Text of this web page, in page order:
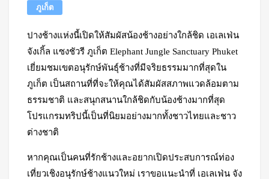
ภูเก็ต
ปางช้างแห่งนี้เปิดให้สัมผัสน้องช้างอย่างใกล้ชิด เอเลเฟ่น
จังเกิ้ล แซงชัวรี ภูเก็ต Elephant Jungle Sanctuary Phuket
เยี่ยมชมเขตอนุรักษ์พันธุ์ช้างที่มีจริยธรรมมากที่สุดใน
ภูเก็ต เป็นสถานที่ที่จะให้คุณได้สัมผัสสภาพแวดล้อมตาม
ธรรมชาติ และสนุกสนานใกล้ชิดกับน้องช้างมากที่สุด
โปรแกรมทริปนี้เป็นที่นิยมอย่างมากทั้งชาวไทยและชาว
ต่างชาติ
หากคุณเป็นคนที่รักช้างและอยากเปิดประสบการณ์ท่อง
เที่ยวเชิงอนุรักษ์ช้างแนวใหม่ เราขอแนะนำที่ เอเลเฟ่น จัง